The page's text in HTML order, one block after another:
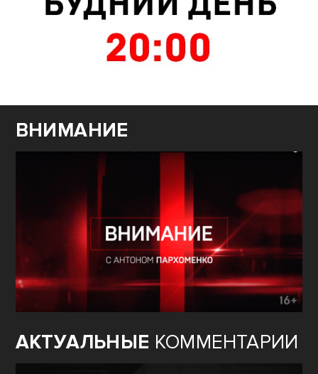
ВНИМАНИЕ
АКТУАЛЬНЫЕ КОММЕНТАРИИ